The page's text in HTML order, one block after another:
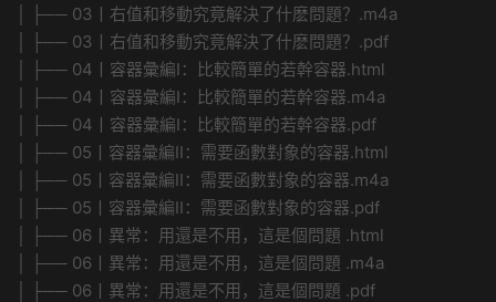
│ ├── 03丨右值和移動究竟解決了什麽問題？.m4a
│ ├── 03丨右值和移動究竟解決了什麽問題？.pdf
│ ├── 04丨容器彙編I：比較簡單的若幹容器.html
│ ├── 04丨容器彙編I：比較簡單的若幹容器.m4a
│ ├── 04丨容器彙編I：比較簡單的若幹容器.pdf
│ ├── 05丨容器彙編II：需要函數對象的容器.html
│ ├── 05丨容器彙編II：需要函數對象的容器.m4a
│ ├── 05丨容器彙編II：需要函數對象的容器.pdf
│ ├── 06丨異常：用還是不用，這是個問題 .html
│ ├── 06丨異常：用還是不用，這是個問題 .m4a
│ ├── 06丨異常：用還是不用，這是個問題 .pdf